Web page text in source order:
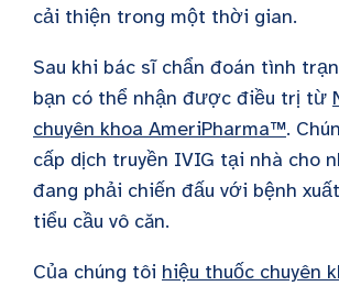
cải thiện trong một thời gian.
Sau khi bác sĩ chẩn đoán tình
bạn có thể nhận được điều trị từ
chuyên khoa AmeriPharma™.
cấp dịch truyền IVIG tại nhà cho
đang phải chiến đấu với bệnh
tiểu cầu vô căn.
Của chúng tôi hiệu thuốc chuyên